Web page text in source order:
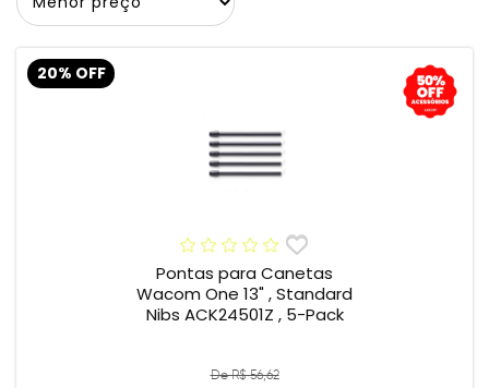
20% OFF
Pontas para Canetas
Wacom One 13" , Standard
Nibs ACK24501Z , 5-Pack
De R$ 56,62